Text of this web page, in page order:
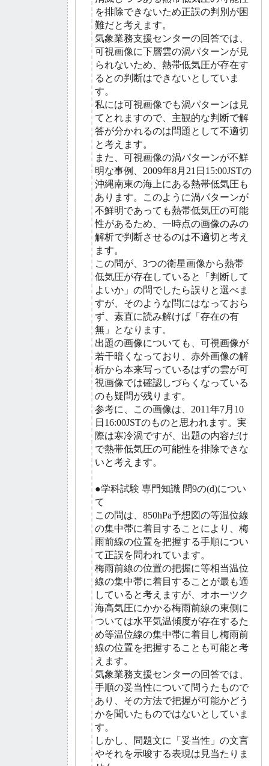
を排除できないため正誤の判別が困
難だと考えます。
気象業務支援センターの回答では、
可視画像に下層雲の渦パターンが見
られないため、熱帯低気圧が存在す
るとの判断はできないとしていま
す。
私には可視画像でも渦パターンは見
てとれますので、主観的な判断で解
答が分かれるのは問題として不適切
と考えます。
また、可視画像の渦パターンが不鮮
明な事例、2009年8月21日15:00JSTの
沖縄南東の海上にある熱帯低気圧も
あります。このように渦パターンが
不鮮明であっても熱帯低気圧の可能
性があるため、一時点の画像のみの
解析で判断させるのは不適切と考え
ます。
この問が、3つの衛星画像から熱帯
低気圧が存在していると「判断して
よいか」の問でしたら誤りと選べま
すが、そのような問にはなっておら
ず、素直に読み解けば「存在の有
無」となります。
出題の画像についても、可視画像が
若干暗くなっており、赤外画像の解
析から本来写っているはずの雲が可
視画像では確認しづらくなっている
のも疑問が残ります。
参考に、この画像は、2011年7月10
日16:00JSTのものと思われます。実
際は寒冷渦ですが、出題の内容だけ
で熱帯低気圧の可能性を排除できな
いと考えます。
●学科試験 専門知識 問9の(d)につい
て
この問は、850hPa予想図の等温位線
の集中帯に着目することにより、梅
雨前線の位置を把握する手順につい
て正誤を問われています。
梅雨前線の位置の把握に等相当温位
線の集中帯に着目することが最も適
していると考えますが、オホーツク
海高気圧にかかる梅雨前線の東側に
ついては水平気温傾度が存在するた
め等温位線の集中帯に着目し梅雨前
線の位置を把握することも可能と考
えます。
気象業務支援センターの回答では、
手順の妥当性について問うたもので
あり、その方法で把握が可能かどう
かを聞いたものではないとしていま
す。
しかし、問題文に「妥当性」の文言
やそれを示唆する表現は見当たりま